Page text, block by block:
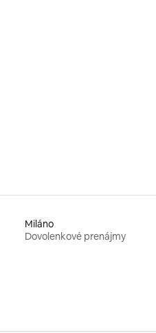
Miláno
Dovolenkové prenájmy